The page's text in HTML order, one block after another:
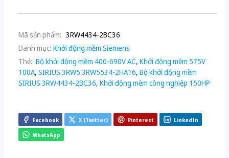
Mã sản phẩm: 3RW4434-2BC36
Danh mục: Khởi động mềm Siemens
Thẻ: Bộ khởi động mềm 400-690V AC, Khởi động mềm 575V
100A, SIRIUS 3RW5 3RW5534-2HA16, Bộ khởi động mềm
SIRIUS 3RW4434-2BC36, Khởi động mềm công nghiệp 150HP
Facebook X (Twitter) Pinterest LinkedIn
WhatsApp